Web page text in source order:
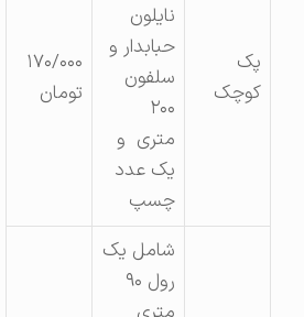
کوچک
نایلون
حبابدار و
سلفون
متری و
یک عدد
چسپ
۱۷۰/۰۰۰
تومان
شامل یک
رول ۹۰